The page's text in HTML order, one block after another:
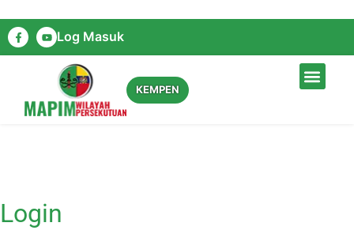
Log Masuk
KEMPEN
Login